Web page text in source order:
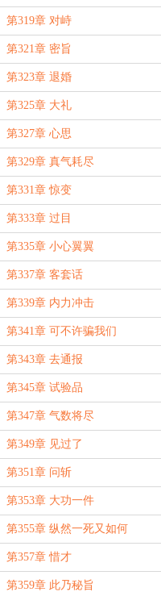
第319章 对峙
第321章 密旨
第323章 退婚
第325章 大礼
第327章 心思
第329章 真气耗尽
第331章 惊变
第333章 过目
第335章 小心翼翼
第337章 客套话
第339章 内力冲击
第341章 可不许骗我们
第343章 去通报
第345章 试验品
第347章 气数将尽
第349章 见过了
第351章 问斩
第353章 大功一件
第355章 纵然一死又如何
第357章 惜才
第359章 此乃秘旨